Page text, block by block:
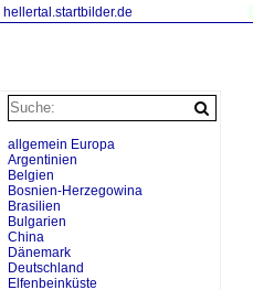
hellertal.startbilder.de
allgemein Europa
Argentinien
Belgien
Bosnien-Herzegowina
Brasilien
Bulgarien
China
Dänemark
Deutschland
Elfenbeinküste